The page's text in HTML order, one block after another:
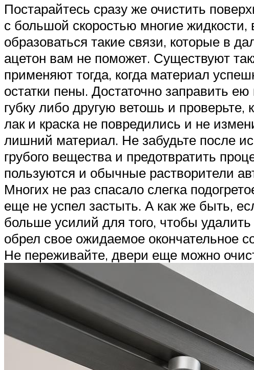
Постарайтесь сразу же очистить
с большой скоростью многие
образоваться такие связи, которые в
ацетон вам не поможет. Существуют
применяют тогда, когда материал
остатки пены. Достаточно заправить
губку либо другую ветошь и
лак и краска не повредились и не
лишний материал. Не забудьте после
грубого вещества и предотвратить
пользуются и обычные растворители
Многих не раз спасало слегка
еще не успел застыть. А как же быть,
больше усилий для того, чтобы
обрел свое ожидаемое окончательное
Не переживайте, двери еще можно